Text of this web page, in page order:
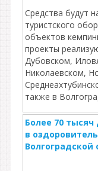
Средства будут
туристского
объектов
проекты
Дубовском,
Николаевском,
также в
Более 70
в
Волгоградской